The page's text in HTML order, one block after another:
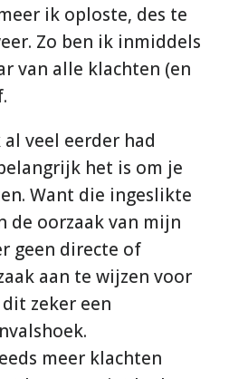
ik oploste, des te
Zo ben ik inmiddels
van alle klachten (en
veel eerder had
het is om je
Want die ingeslikte
de oorzaak van mijn
geen directe of
aan te wijzen voor
zeker een
meer klachten